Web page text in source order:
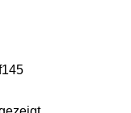
Nach